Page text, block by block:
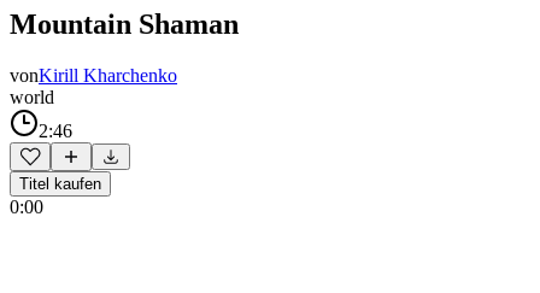
Mountain Shaman
vonKirill Kharchenko
world
2:46
Titel kaufen
0:00